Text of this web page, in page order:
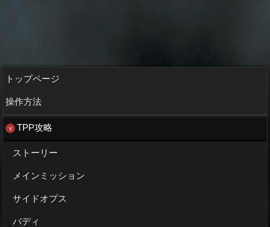
トップページ
操作方法
TPP攻略
ストーリー
メインミッション
サイドオプス
バディ